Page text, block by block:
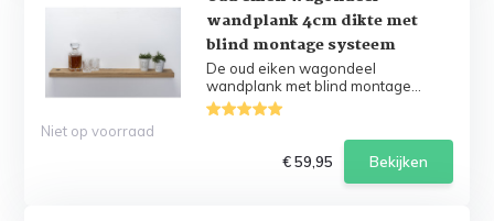
wandplank 4cm dikte met
blind montage systeem
De oud eiken wagondeel
wandplank met blind montage...
Niet op voorraad
€ 59,95
Bekijken